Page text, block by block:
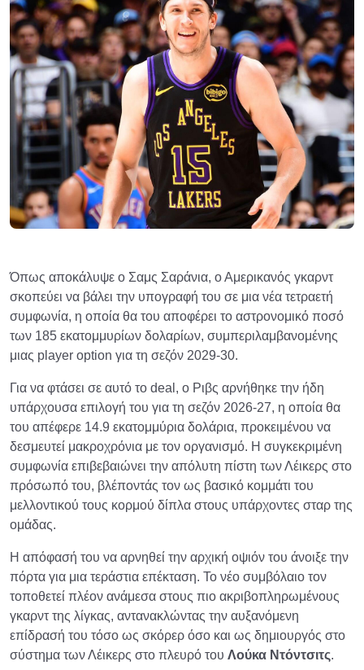
Όπως αποκάλυψε ο Σαμς Σαράνια, ο Αμερικανός γκαρντ
σκοπεύει να βάλει την υπογραφή του σε μια νέα τετραετή
συμφωνία, η οποία θα του αποφέρει το αστρονομικό ποσό
των 185 εκατομμυρίων δολαρίων, συμπεριλαμβανομένης
μιας player option για τη σεζόν 2029-30.
Για να φτάσει σε αυτό το deal, ο Ριβς αρνήθηκε την ήδη
υπάρχουσα επιλογή του για τη σεζόν 2026-27, η οποία θα
του απέφερε 14.9 εκατομμύρια δολάρια, προκειμένου να
δεσμευτεί μακροχρόνια με τον οργανισμό. Η συγκεκριμένη
συμφωνία επιβεβαιώνει την απόλυτη πίστη των Λέικερς στο
πρόσωπό του, βλέποντάς τον ως βασικό κομμάτι του
μελλοντικού τους κορμού δίπλα στους υπάρχοντες σταρ της
ομάδας.
Η απόφασή του να αρνηθεί την αρχική οψιόν του άνοιξε την
πόρτα για μια τεράστια επέκταση. Το νέο συμβόλαιο τον
τοποθετεί πλέον ανάμεσα στους πιο ακριβοπληρωμένους
γκαρντ της λίγκας, αντανακλώντας την αυξανόμενη
επίδρασή του τόσο ως σκόρερ όσο και ως δημιουργός στο
σύστημα των Λέικερς στο πλευρό του Λούκα Ντόντσιτς.